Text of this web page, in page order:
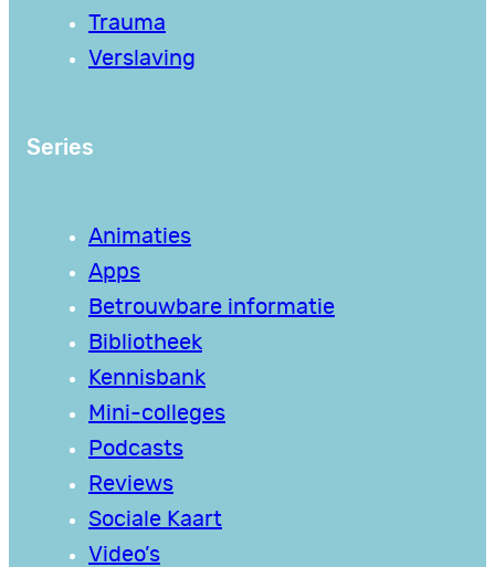
Trauma
Verslaving
Series
Animaties
Apps
Betrouwbare informatie
Bibliotheek
Kennisbank
Mini-colleges
Podcasts
Reviews
Sociale Kaart
Video’s